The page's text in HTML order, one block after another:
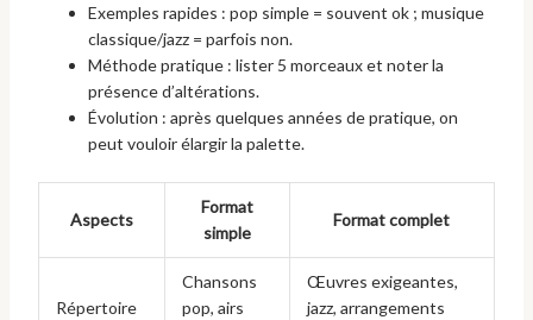
Exemples rapides : pop simple = souvent ok ; musique
classique/jazz = parfois non.
Méthode pratique : lister 5 morceaux et noter la
présence d’altérations.
Évolution : après quelques années de pratique, on
peut vouloir élargir la palette.
Aspects
Format
simple
Format complet
Répertoire
Chansons
pop, airs
Œuvres exigeantes,
jazz, arrangements